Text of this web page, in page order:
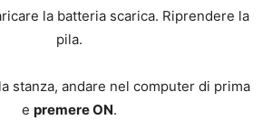
la batteria scarica. Riprendere la
pila.
stanza, andare nel computer di prima
e premere ON.